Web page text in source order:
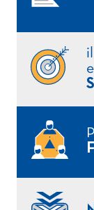
il